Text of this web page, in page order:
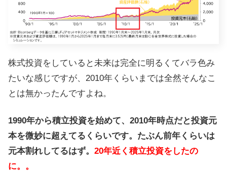
株式投資をしていると未来は完全に明るくてバラ色み
たいな感じですが、2010年くらいまでは全然そんなこ
とは無かったんですよね。
1990年から積立投資を始めて、2010年時点だと投資元
本を微妙に超えてるくらいです。たぶん前年くらいは
元本割れしてるはず。 20年近く積立投資をしたの
に。。